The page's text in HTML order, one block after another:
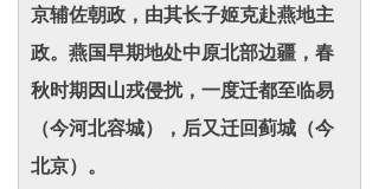
京辅佐朝政，由其长子姬克赴燕地主
政。燕国早期地处中原北部边疆，春
秋时期因山戎侵扰，一度迁都至临易
（今河北容城），后又迁回蓟城（今
北京）。